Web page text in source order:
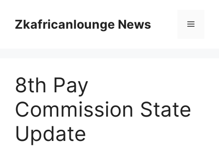
contentZkafricanlounge News Menu
8th Pay
Commission State
Update